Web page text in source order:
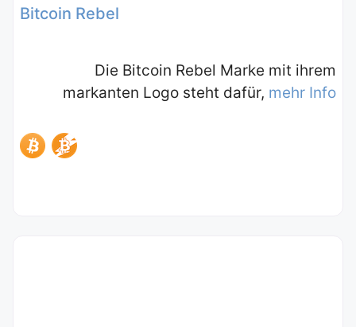
Bitcoin Rebel
Die Bitcoin Rebel Marke mit ihrem
markanten Logo steht dafür, mehr Info